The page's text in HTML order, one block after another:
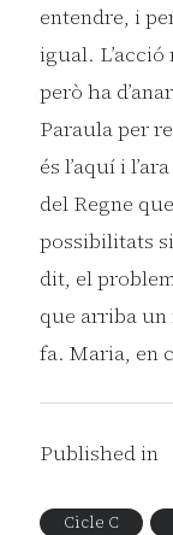
entendre, i
igual.
però ha
Paraula per
és l’aquí i
del Regne
possibilitats
dit, el
que arriba
fa. Maria, en
Published in
Cicle C